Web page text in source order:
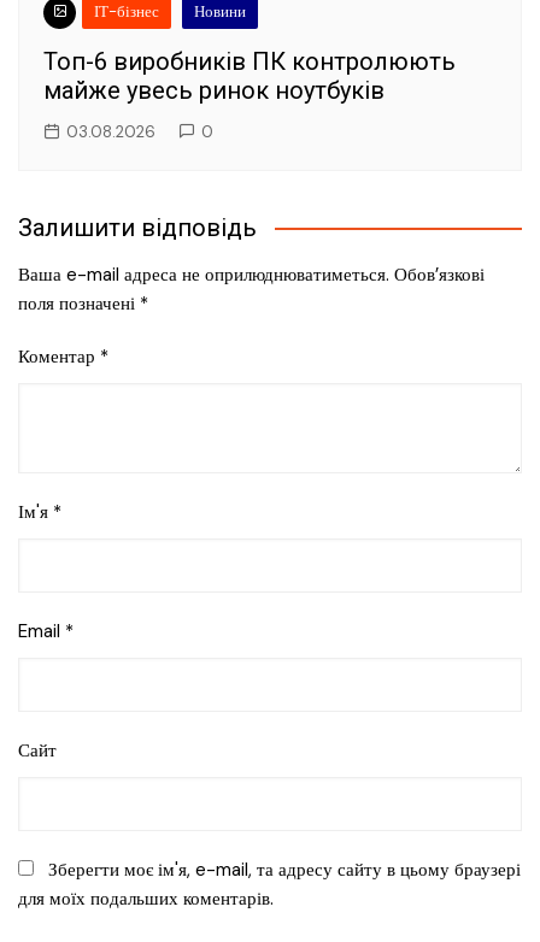
ІТ-бізнес Новини
Топ-6 виробників ПК контролюють
майже увесь ринок ноутбуків
03.08.2026 0
Залишити відповідь
Ваша e-mail адреса не оприлюднюватиметься. Обов’язкові
поля позначені *
Коментар *
Ім'я *
Email *
Сайт
Зберегти моє ім'я, e-mail, та адресу сайту в цьому браузері
для моїх подальших коментарів.